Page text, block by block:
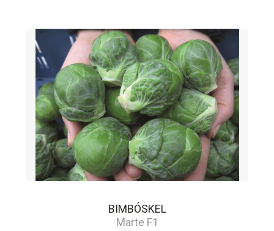
BIMBÓSKEL
Marte F1